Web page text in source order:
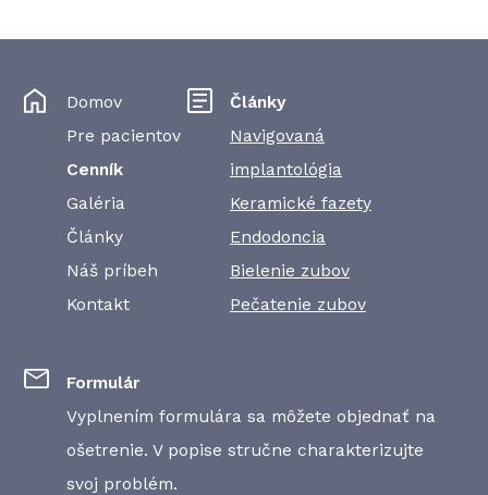
Domov
Pre pacientov
Cenník
Galéria
Články
Náš príbeh
Kontakt
Články
Navigovaná
implantológia
Keramické fazety
Endodoncia
Bielenie zubov
Pečatenie zubov
Formulár
Vyplnením formulára sa môžete objednať na
ošetrenie. V popise stručne charakterizujte
svoj problém.